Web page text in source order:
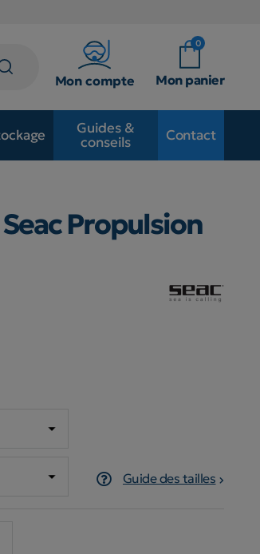
Mon compte
0
Mon panier
Guides &
conseils
Contact
Propulsion
Guide des tailles